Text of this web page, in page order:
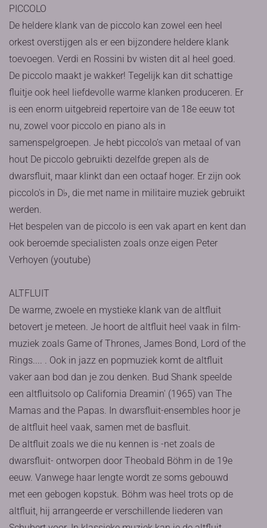
PICCOLO
De heldere klank van de piccolo kan zowel een heel
orkest overstijgen als er een bijzondere heldere klank
toevoegen. Verdi en Rossini bv wisten dit al heel goed.
De piccolo maakt je wakker! Tegelijk kan dit schattige
fluitje ook heel liefdevolle warme klanken produceren. Er
is een enorm uitgebreid repertoire van de 18e eeuw tot
nu, zowel voor piccolo en piano als in
samenspelgroepen. Je hebt piccolo’s van metaal of van
hout De piccolo gebruikti dezelfde grepen als de
dwarsfluit, maar klinkt dan een octaaf hoger. Er zijn ook
piccolo's in D♭, die met name in militaire muziek gebruikt
werden.
Het bespelen van de piccolo is een vak apart en kent dan
ook beroemde specialisten zoals onze eigen Peter
Verhoyen (youtube)
ALTFLUIT
De warme, zwoele en mystieke klank van de altfluit
betovert je meteen. Je hoort de altfluit heel vaak in film-
muziek zoals Game of Thrones, James Bond, Lord of the
Rings.... . Ook in jazz en popmuziek komt de altfluit
vaker aan bod dan je zou denken. Bud Shank speelde
een altfluitsolo op California Dreamin' (1965) van The
Mamas and the Papas. In dwarsfluit-ensembles hoor je
de altfluit heel vaak, samen met de basfluit.
De altfluit zoals we die nu kennen is -net zoals de
dwarsfluit- ontworpen door Theobald Böhm in de 19e
eeuw. Vanwege haar lengte wordt ze soms gebouwd
met een gebogen kopstuk. Böhm was heel trots op de
altfluit, hij arrangeerde er verschillende liederen van